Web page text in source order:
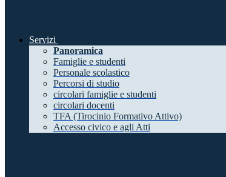
Servizi
Panoramica
Famiglie e studenti
Personale scolastico
Percorsi di studio
circolari famiglie e studenti
circolari docenti
TFA (Tirocinio Formativo Attivo)
Accesso civico e agli Atti